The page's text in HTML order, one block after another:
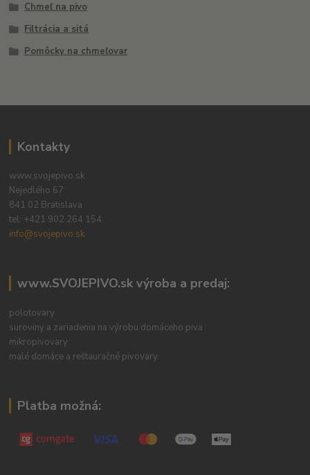
Chmeľ na pivo
Filtrácia a sitá
Pomôcky na chmeľovar
Kontakty
www.svojepivo.sk
Nejedlého 67
841 02 Bratislava
tel: +421 902 264 154
info@svojepivo.sk
www.SVOJEPIVO.sk výroba a predaj:
polotovary
suroviny a zariadenia na výrobu domáceho piva
mikropivovary
malé domáce a reštauračné pivovary.
Platba možná: